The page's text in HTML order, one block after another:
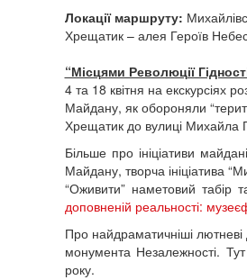
Локації маршруту:
Хрещатик – алея Героїв
“Місцями Революції
4 та 18 квітня на екскурсіях
Майдану, як обороняли
Хрещатик до вулиці Михайла
Більше про ініціативи
Майдану, творча ініціатива
“Оживити” наметовий
доповненій реальності:
Про найдраматичніші лютневі
монумента Незалежності.
року.